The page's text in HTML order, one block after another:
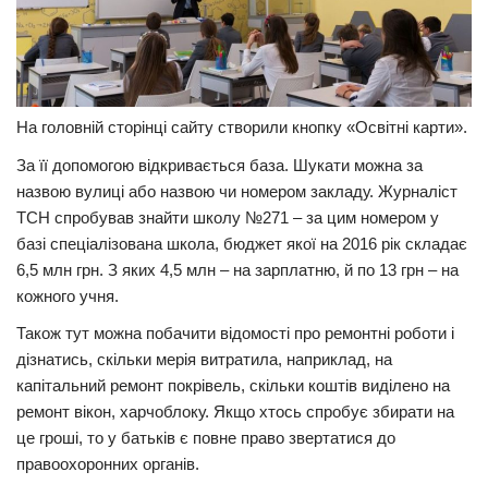
Історії
Рецепти
Привітання
Здоров’я
Події
Кримінал
Трагедії
Курйози
Культура
Шоу-біз
#Війна
На головній сторінці сайту створили кнопку «Освітні карти».
За її допомогою відкривається база. Шукати можна за
назвою вулиці або назвою чи номером закладу. Журналіст
ТСН спробував знайти школу №271 – за цим номером у
базі спеціалізована школа, бюджет якої на 2016 рік складає
6,5 млн грн. З яких 4,5 млн – на зарплатню, й по 13 грн – на
кожного учня.
Також тут можна побачити відомості про ремонтні роботи і
дізнатись, скільки мерія витратила, наприклад, на
капітальний ремонт покрівель, скільки коштів виділено на
ремонт вікон, харчоблоку. Якщо хтось спробує збирати на
це гроші, то у батьків є повне право звертатися до
правоохоронних органів.